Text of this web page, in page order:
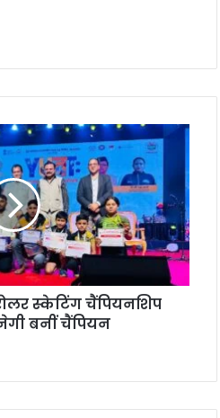
स्केटिंग चैंपियनशिप
बनीं चैंपियन